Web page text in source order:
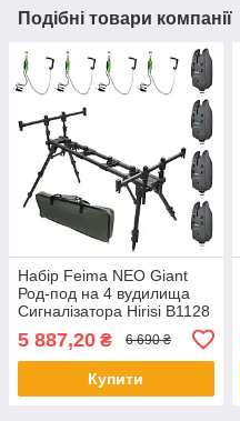
Подібні товари компанії
Набір Feima NEO Giant
Род-под на 4 вудилища
Сигналізатора Hirisi B1128
5 887,20 ₴ 6 690 ₴
Купити